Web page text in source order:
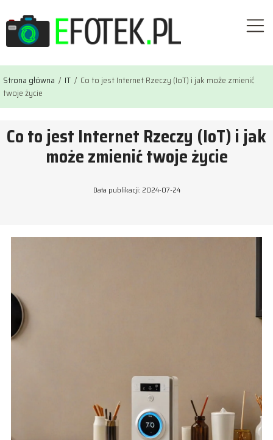
Strona główna / IT / Co to jest Internet Rzeczy (IoT) i jak może zmienić
twoje życie
Co to jest Internet Rzeczy (IoT) i jak
może zmienić twoje życie
Data publikacji: 2024-07-24